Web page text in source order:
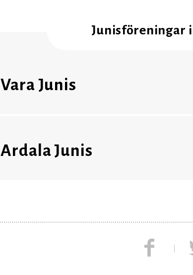
Junisföreningar
Vara Junis
Ardala Junis